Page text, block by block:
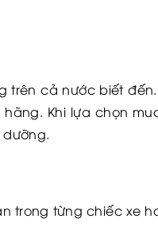
trên cả nước biết
Khi lựa chọn
trong từng chiếc xe